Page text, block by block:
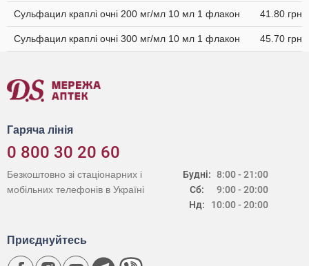
Сульфацил краплі очні 200 мг/мл 10 мл 1 флакон 41.80 грн
Сульфацил краплі очні 300 мг/мл 10 мл 1 флакон 45.70 грн
Гаряча лінія
0 800 30 20 60
Будні:
Сб:
Нд:
8:00 - 21:00
9:00 - 20:00
10:00 - 20:00
Безкоштовно зі стаціонарних і
мобільних телефонів в Україні
Приєднуйтесь